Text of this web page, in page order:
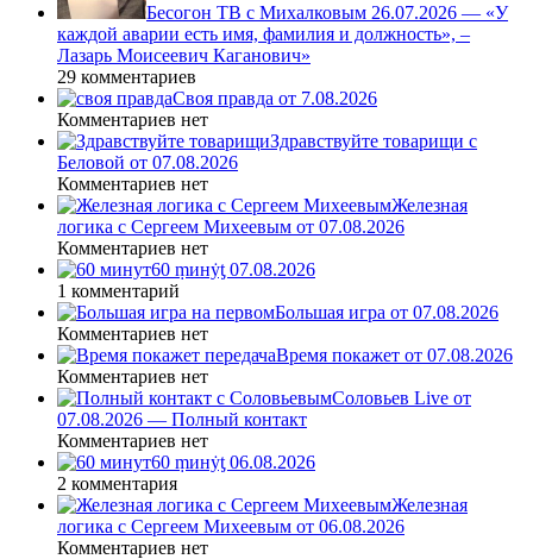
Бесогон ТВ с Михалковым 26.07.2026 — «У
каждой аварии есть имя, фамилия и должность», –
Лазарь Моисеевич Каганович»
29 комментариев
Своя правда от 7.08.2026
Комментариев нет
Здравствуйте товарищи с
Беловой от 07.08.2026
Комментариев нет
Железная
логика с Сергеем Михеевым от 07.08.2026
Комментариев нет
60 ṃинẏƫ 07.08.2026
1 комментарий
Большая игра от 07.08.2026
Комментариев нет
Время покажет от 07.08.2026
Комментариев нет
Соловьев Live от
07.08.2026 — Полный контакт
Комментариев нет
60 ṃинẏƫ 06.08.2026
2 комментария
Железная
логика с Сергеем Михеевым от 06.08.2026
Комментариев нет